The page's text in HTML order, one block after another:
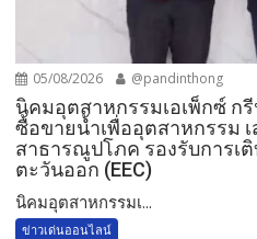
05/08/2026 @pandinthong
นิคมอุตสาหกรรมเอเพ็กซ์ ก
ซื้อขายน้ำเพื่ออุตสาหกรรม
สาธารณูปโภค รองรับการเ
ตะวันออก (EEC)
​นิคมอุตสาหกรรมเ...
ข่าวเด่นออนไลน์